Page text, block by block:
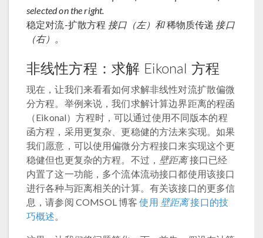
selected on the right.
稳定对流-扩散方程 接口（左）和稀物质传递 接口
（右）。
非线性方程：求解 Eikonal 方程
现在，让我们来看看如何求解非线性对流扩散偏微
分方程。举例来说，我们求解计算边界距离的程函
（Eikonal）方程时，可以通过使用不同版本的程
函方程，采用更复杂、更稳健的方法来实现。如果
我们愿意，可以使用偏微分方程接口来实现这个更
稳健但也更复杂的方程。不过， 壁距离接口已经
内置了这一功能，多个流体流动接口都使用该接口
进行各种与距离相关的计算。有关该接口的更多信
息，请参阅 COMSOL 博客使用 壁距离接口的技
巧概述。